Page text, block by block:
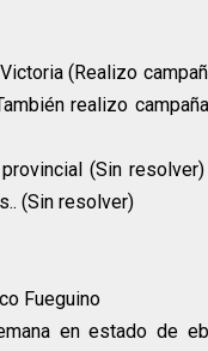
(Realizo
realizo
(Sin
(Sin resolver)
Fueguino
en estado de